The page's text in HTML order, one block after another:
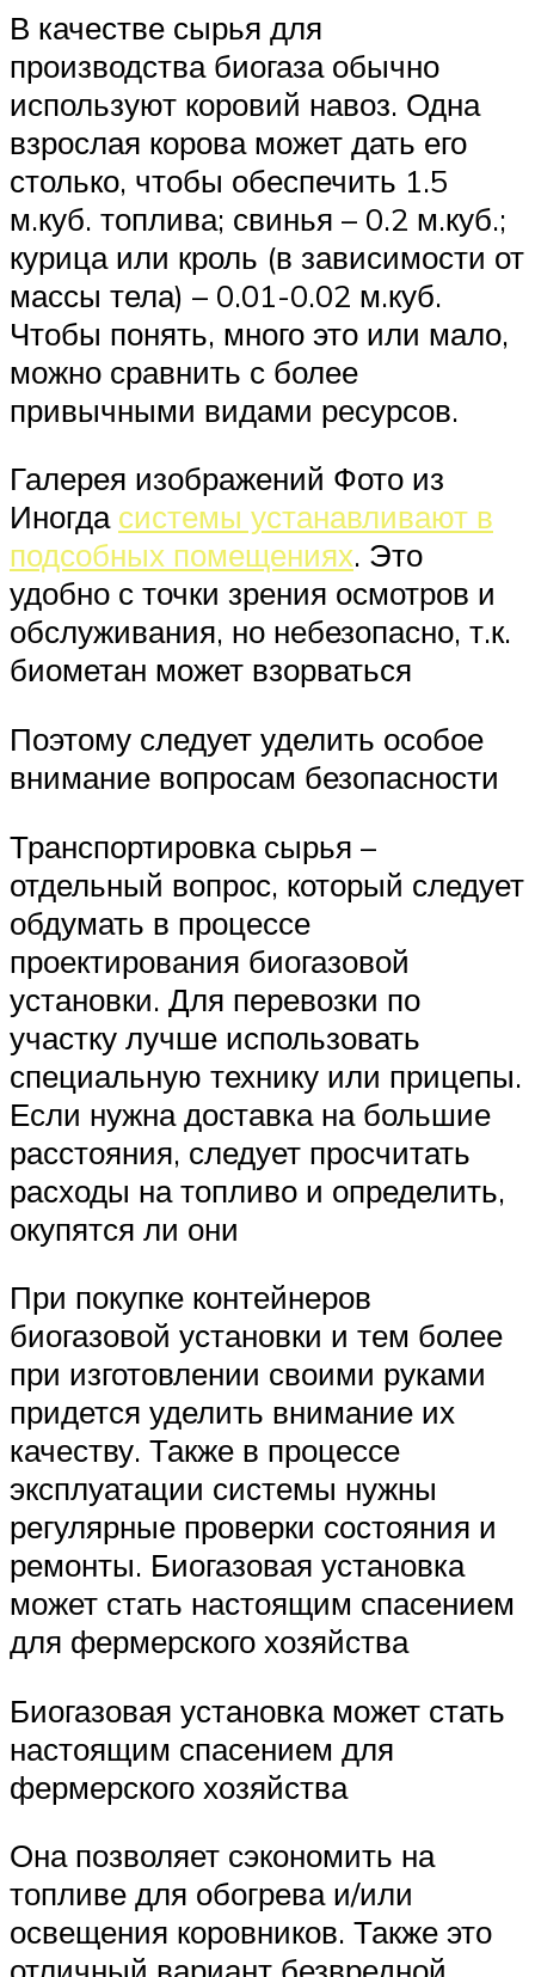
В качестве сырья для
производства биогаза обычно
используют коровий навоз. Одна
взрослая корова может дать его
столько, чтобы обеспечить 1.5
м.куб. топлива; свинья – 0.2 м.куб.;
курица или кроль (в зависимости от
массы тела) – 0.01-0.02 м.куб.
Чтобы понять, много это или мало,
можно сравнить с более
привычными видами ресурсов.
Галерея изображений Фото из
Иногда системы устанавливают в
подсобных помещениях. Это
удобно с точки зрения осмотров и
обслуживания, но небезопасно, т.к.
биометан может взорваться
Поэтому следует уделить особое
внимание вопросам безопасности
Транспортировка сырья –
отдельный вопрос, который следует
обдумать в процессе
проектирования биогазовой
установки. Для перевозки по
участку лучше использовать
специальную технику или прицепы.
Если нужна доставка на большие
расстояния, следует просчитать
расходы на топливо и определить,
окупятся ли они
При покупке контейнеров
биогазовой установки и тем более
при изготовлении своими руками
придется уделить внимание их
качеству. Также в процессе
эксплуатации системы нужны
регулярные проверки состояния и
ремонты. Биогазовая установка
может стать настоящим спасением
для фермерского хозяйства
Биогазовая установка может стать
настоящим спасением для
фермерского хозяйства
Она позволяет сэкономить на
топливе для обогрева и/или
освещения коровников. Также это